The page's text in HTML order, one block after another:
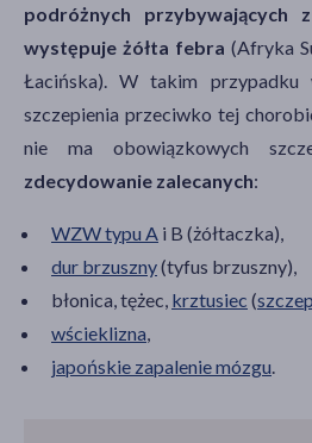
podróżnych
występuje żółta febra (Afryka
Łacińska). W takim przypadku
szczepienia przeciwko tej
nie ma obowiązkowych
zdecydowanie zalecanych:
WZW typu A i B (żółtaczka),
dur brzuszny(tyfus brzuszny),
błonica, tężec, krztusiec (
wścieklizna
japońskie zapalenie mózgu